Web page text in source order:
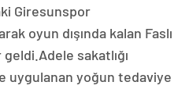
Giresunspor
oyun dışında kalan Faslı
sakatlığı
uygulanan yoğun tedaviye